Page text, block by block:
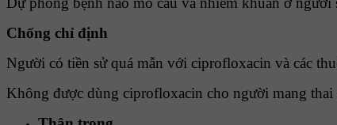
Chống chỉ định
Người có tiền sử quá mẫn với ciprofloxacin và các
Không được dùng ciprofloxacin cho người mang